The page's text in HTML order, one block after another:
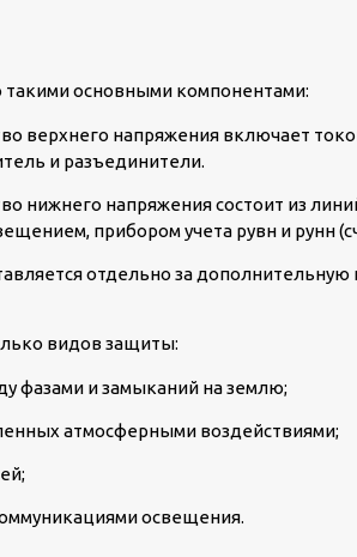
основными компонентами:
верхнего напряжения включает
и разъединители.
нижнего напряжения состоит из
прибором учета рувн и рунн
отдельно за дополнительную
видов защиты:
фазами и замыканий на землю;
атмосферными воздействиями;
освещения.